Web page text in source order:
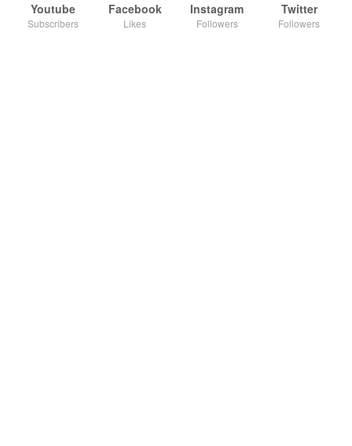
Youtube
Subscribers
Facebook
Likes
Instagram
Followers
Twitter
Followers